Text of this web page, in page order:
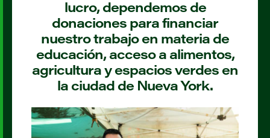
lucro, dependemos de
donaciones para financiar
nuestro trabajo en materia de
educación, acceso a alimentos,
agricultura y espacios verdes en
la ciudad de Nueva York.